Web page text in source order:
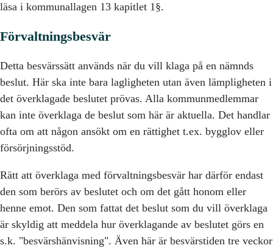
läsa i kommunallagen 13 kapitlet 1§.
Förvaltningsbesvär
Detta besvärssätt används när du vill klaga på en nämnds
beslut. Här ska inte bara lagligheten utan även lämpligheten i
det överklagade beslutet prövas. Alla kommunmedlemmar
kan inte överklaga de beslut som här är aktuella. Det handlar
ofta om att någon ansökt om en rättighet t.ex. bygglov eller
försörjningsstöd.
Rätt att överklaga med förvaltningsbesvär har därför endast
den som berörs av beslutet och om det gått honom eller
henne emot. Den som fattat det beslut som du vill överklaga
är skyldig att meddela hur överklagande av beslutet görs en
s.k. "besvärshänvisning". Även här är besvärstiden tre veckor